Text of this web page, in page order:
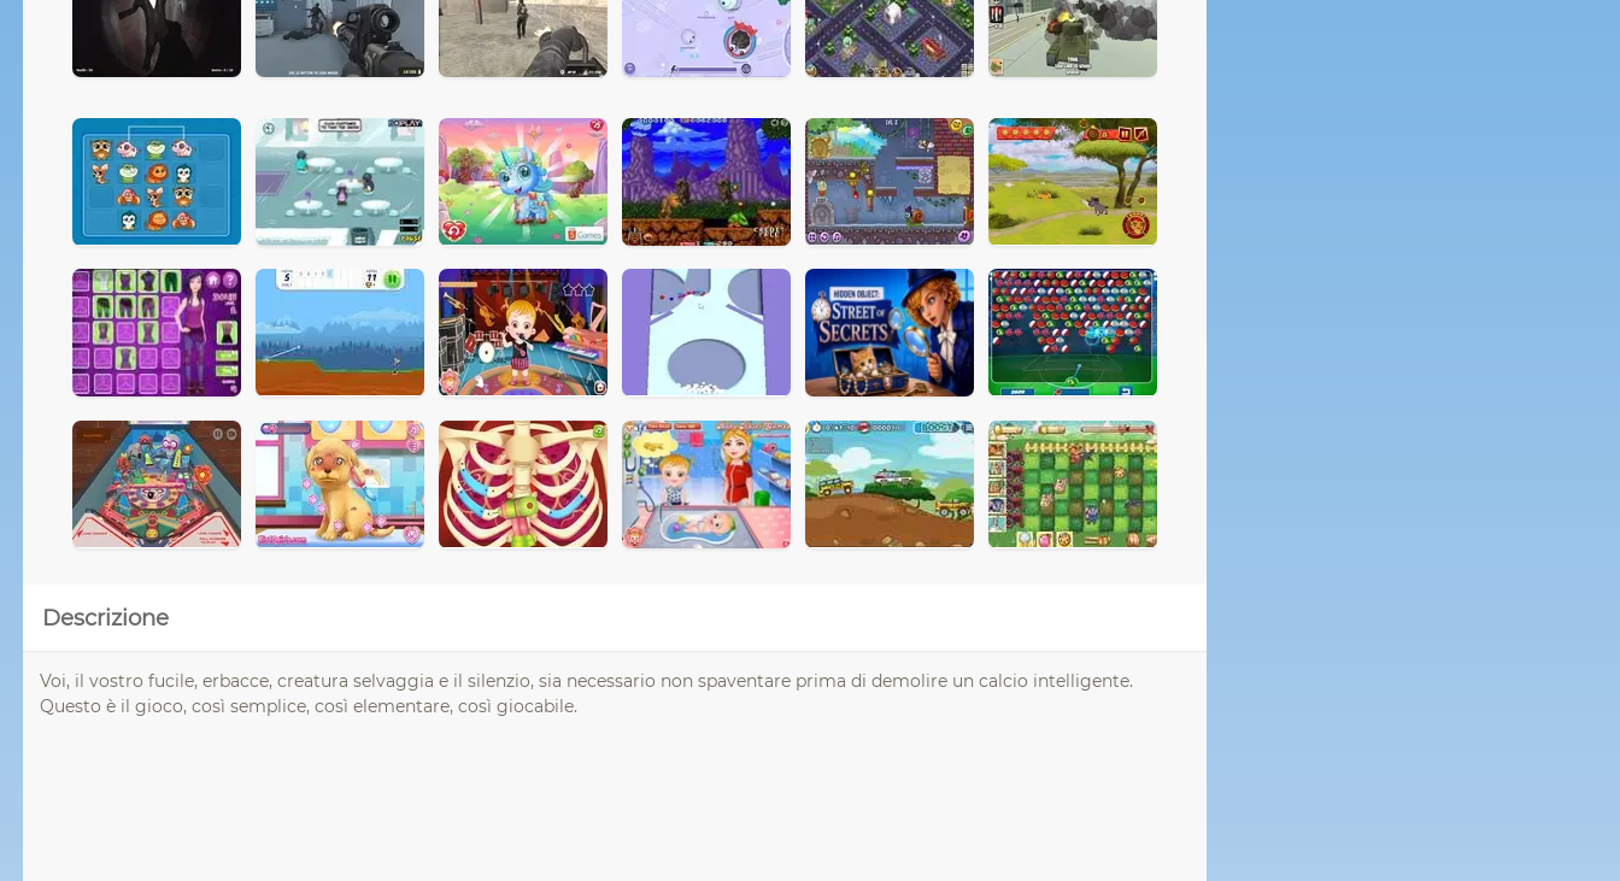
Descrizione
Voi, il vostro fucile, erbacce, creatura selvaggia e il silenzio, sia necessario non spaventare prima di demolire un calcio intelligente.
Questo è il gioco, così semplice, così elementare, così giocabile.